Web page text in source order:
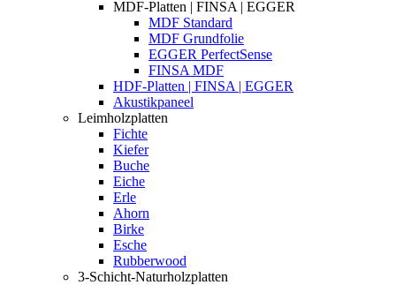
MDF-Platten | FINSA | EGGER
MDF Standard
MDF Grundfolie
EGGER PerfectSense
FINSA MDF
HDF-Platten | FINSA | EGGER
Akustikpaneel
Leimholzplatten
Fichte
Kiefer
Buche
Eiche
Erle
Ahorn
Birke
Esche
Rubberwood
3-Schicht-Naturholzplatten